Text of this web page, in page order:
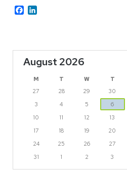
Facebook
August 2026
M T W T
27
28 29 30
3
4 5 6
10
11 12 13
17
18 19 20
24
25 26 27
31
1 2 3